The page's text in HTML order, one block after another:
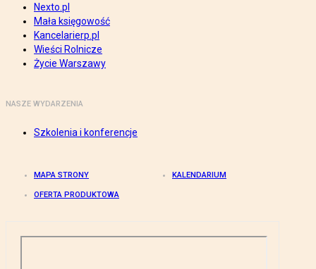
Nexto.pl
Mała księgowość
Kancelarierp.pl
Wieści Rolnicze
Życie Warszawy
NASZE WYDARZENIA
Szkolenia i konferencje
MAPA STRONY KALENDARIUM
OFERTA PRODUKTOWA